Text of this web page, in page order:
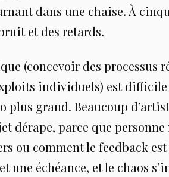
dans une chaise. À
et des retards.
(concevoir des processus
individuels) est difficile
plus grand. Beaucoup
dérape, parce que
ou comment le feedback
une échéance, et le chaos